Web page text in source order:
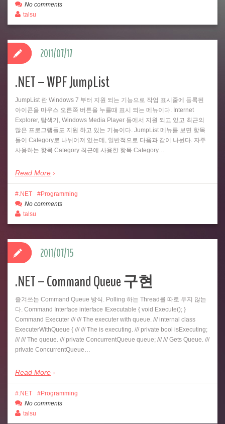
No comments
talsu
.NET – WPF JumpList
JumpList 란 Windows 7 부터 지원 되는 기능으로 작업 표시줄에 등록된
아이콘을 마우스 오른쪽 버튼을 누를때 표시 되는 메뉴이다. Internet
Explorer, 탐색기, Windows Media Player 등에서 지원 되고 있고 최근의
많은 프로그램들도 지원 하고 있는 기능이다. JumpList 메뉴를 보면 항목
들이 Category로 나뉘어져 있는데, 일반적으로 다음과 같이 나뉜다. 자주
사용하는 항목 Category 최근에 사용한 항목 Category…
Read More
2011/07/17
.NET
Programming
No comments
talsu
.NET – Command Queue 구현
즐겨쓰는 Command Queue 방식. Polling 하는 Thread를 따로 두지 않는
다. Command Interface interface IExecutable { void Execute(); }
Command Executer /// /// The executer with queue. /// internal class
ExecuterWithQueue { /// /// The is executing. /// private bool isExecuting;
/// /// The queue. /// private ConcurrentQueue queue; /// /// Gets Queue. ///
private ConcurrentQueue…
Read More
2011/07/15
.NET
Programming
No comments
talsu